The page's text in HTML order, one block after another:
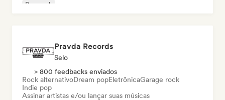
Pop rock
Pravda Records
Selo
> 800 feedbacks enviados
Rock alternativoDream popEletrônicaGarage rock
Indie pop
Assinar artistas e/ou lançar suas músicas